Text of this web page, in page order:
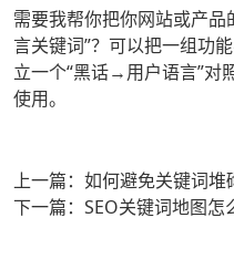
需要我帮你把你网站或产
言关键词”？可以把一组功
立一个“黑话→用户语言”对
使用。
上一篇：如何避免关键词堆
下一篇：SEO关键词地图